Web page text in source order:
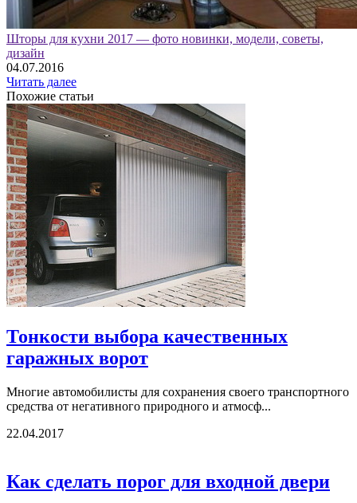
Шторы для кухни 2017 — фото новинки, модели, советы,
дизайн
04.07.2016
Читать далее
Похожие статьи
Тонкости выбора качественных
гаражных ворот
Многие автомобилисты для сохранения своего транспортного
средства от негативного природного и атмосф...
22.04.2017
Как сделать порог для входной двери